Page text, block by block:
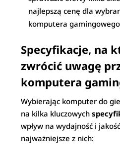
najlepszą cenę dla
komputera
Specyfikacje, na
zwrócić uwagę
komputera
Wybierając komputer do
na kilka kluczowych
wpływ na wydajność i
najważniejsze z nich: